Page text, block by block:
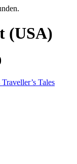
(USA)
Tales